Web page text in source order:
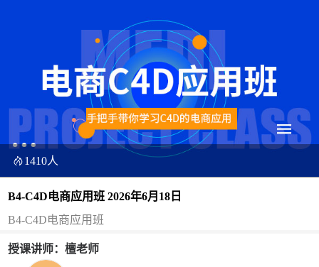
1410人
B4-C4D电商应用班 2026年6月18日
B4-C4D电商应用班
授课讲师：檀老师